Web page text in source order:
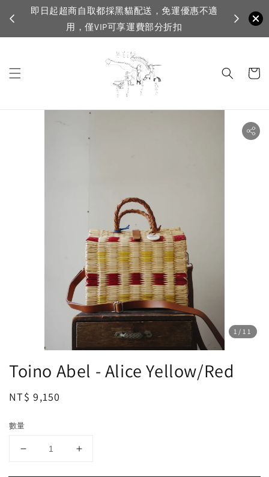
即日起超商自取都採黑貓配送，免運優惠不適
用，僅VIP可享運費部分折扣
VIP
1 /11
Toino Abel - Alice Yellow/Red
Regular
NT$ 9,150
數量